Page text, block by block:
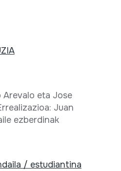
Arevalo eta Jose
Juan
ezberdinak
/ estudiantina